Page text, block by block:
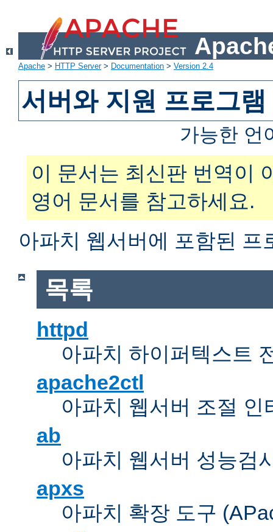
Apache > HTTP Server> Documentation > Version 2.4
서버와 지원 프로그램
가능한 언
이 문서는 최신판 번역이
영어 문서를 참고하세요.
아파치 웹서버에 포함된 프
목록
httpd
아파치 하이퍼텍스트
apache2ctl
아파치 웹서버 조절 인
ab
아파치 웹서버 성능검
apxs
아파치 확장 도구